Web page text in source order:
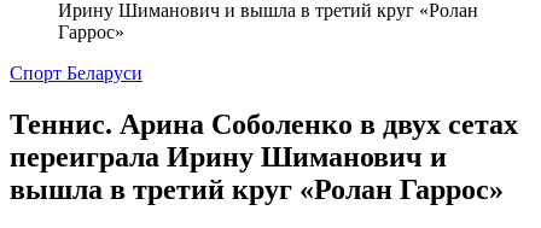
Ирину Шиманович и вышла в третий круг «Ролан
Гаррос»
Спорт Беларуси
Теннис. Арина Соболенко в двух сетах
переиграла Ирину Шиманович и
вышла в третий круг «Ролан Гаррос»